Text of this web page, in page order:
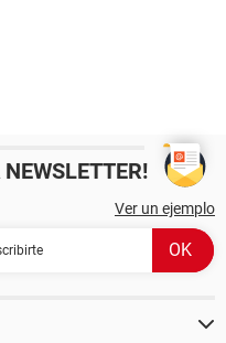
Ver un ejemplo